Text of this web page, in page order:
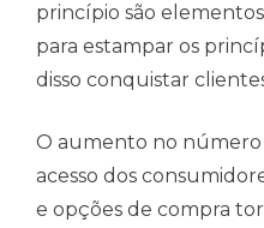
princípio são
para estampar os
disso conquistar
O aumento no número
acesso dos
e opções de compra